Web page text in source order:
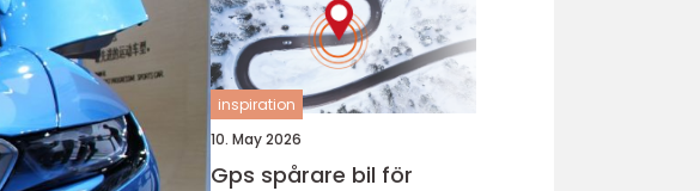
inspiration
10. May 2026
Gps spårare bil för